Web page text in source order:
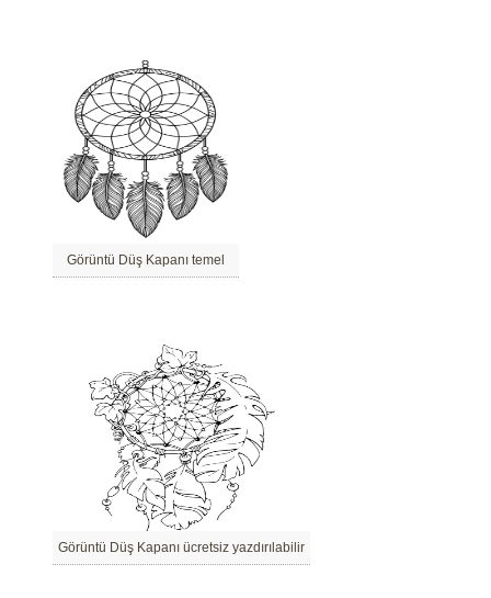
Görüntü Düş Kapanı temel
Görüntü Düş Kapanı ücretsiz yazdırılabilir